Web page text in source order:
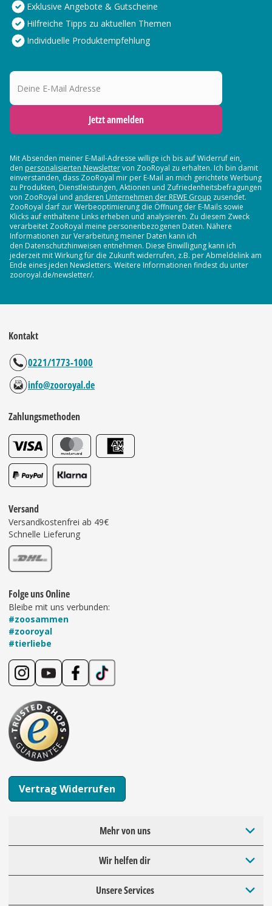
Exklusive Angebote & Gutscheine
Hilfreiche Tipps zu aktuellen Themen
Individuelle Produktempfehlung
Deine E-Mail Adresse
Jetzt anmelden
Mit Absenden meiner E-Mail-Adresse willige ich bis auf Widerruf ein,
den personalisierten Newslettervon ZooRoyal zu erhalten. Ich bin damit
einverstanden, dass ZooRoyal mir per E-Mail an mich gerichtete Werbung
zu Produkten, Dienstleistungen, Aktionen und Zufriedenheitsbefragungen
von ZooRoyal und anderen Unternehmen der REWE Group zusendet.
ZooRoyal darf zur Werbeoptimierung die Öffnung der E-Mails sowie
Klicks auf enthaltene Links erheben und analysieren. Zu diesem Zweck
verarbeitet ZooRoyal meine personenbezogenen Daten. Nähere
Informationen zur Verarbeitung meiner Daten kann ich
den Datenschutzhinweisen entnehmen. Diese Einwilligung kann ich
jederzeit mit Wirkung für die Zukunft widerrufen, z.B. per Abmeldelink am
Ende eines jeden Newsletters. Weitere Informationen findest du unter
zooroyal.de/newsletter/.
Kontakt
0221/1773-1000
info@zooroyal.de
Zahlungsmethoden
Versand
Versandkostenfrei ab 49€
Schnelle Lieferung
Folge uns Online
Bleibe mit uns verbunden:
#zoosammen
#zooroyal
#tierliebe
Vertrag Widerrufen
Mehr von uns
Wir helfen dir
Unsere Services